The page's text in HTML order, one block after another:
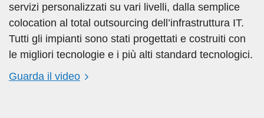
servizi personalizzati su vari livelli, dalla semplice
colocation al total outsourcing dell’infrastruttura IT.
Tutti gli impianti sono stati progettati e costruiti con
le migliori tecnologie e i più alti standard tecnologici.
Guarda il video